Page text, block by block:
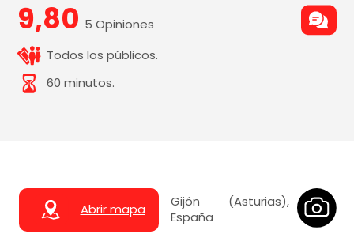
9,80 5 Opiniones
Todos los públicos.
60 minutos.
Abrir mapa
Gijón (Asturias),
España